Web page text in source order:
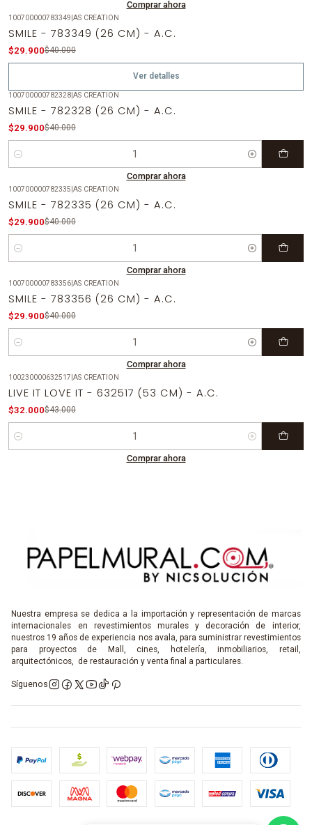
Comprar ahora
Agotado
100700000783349|AS CREATION
SMILE - 783349 (26 CM) - A.C.
$29.900$40.000
Ver detalles
100700000782328|AS CREATION
SMILE - 782328 (26 CM) - A.C.
$29.900$40.000
Cantidad
Comprar ahora
100700000782335|AS CREATION
SMILE - 782335 (26 CM) - A.C.
$29.900$40.000
Cantidad
Comprar ahora
100700000783356|AS CREATION
SMILE - 783356 (26 CM) - A.C.
$29.900$40.000
Cantidad
Comprar ahora
100230000632517|AS CREATION
LIVE IT LOVE IT - 632517 (53 CM) - A.C.
$32.000$43.000
Cantidad
Comprar ahora
Nuestra empresa se dedica a la importación y representación de marcas
internacionales en revestimientos murales y decoración de interior,
nuestros 19 años de experiencia nos avala, para suministrar revestimientos
para proyectos de Mall, cines, hotelería, inmobiliarios, retail,
arquitectónicos, de restauración y venta final a particulares.
Síguenos